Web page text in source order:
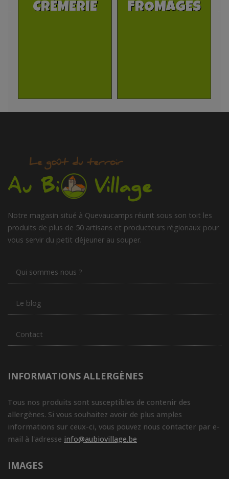
FROMAGES
VIANDES &
Notre magasin situé à Quevaucamps réunit sous son toit les
produits de plus de 50 artisans et producteurs régionaux pour
vous servir du petit déjeuner au souper.
Qui sommes nous ?
Le blog
Contact
INFORMATIONS ALLERGÈNES
Tous nos produits sont susceptibles de contenir des
allergènes. Si vous souhaitez avoir de plus amples
informations sur ceux-ci, vous pouvez nous contacter par e-
mail à l'adresse info@aubiovillage.be
IMAGES